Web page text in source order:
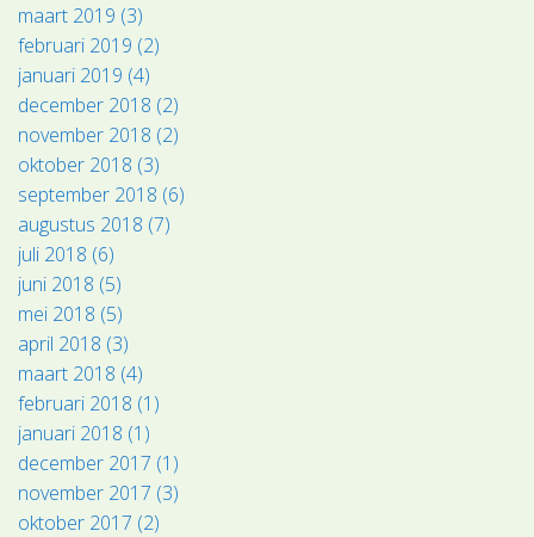
maart 2019 (3)
februari 2019 (2)
januari 2019 (4)
december 2018 (2)
november 2018 (2)
oktober 2018 (3)
september 2018 (6)
augustus 2018 (7)
juli 2018 (6)
juni 2018 (5)
mei 2018 (5)
april 2018 (3)
maart 2018 (4)
februari 2018 (1)
januari 2018 (1)
december 2017 (1)
november 2017 (3)
oktober 2017 (2)